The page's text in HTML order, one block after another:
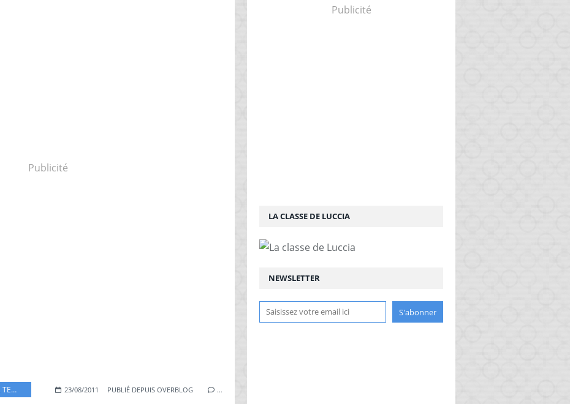
Publicité
TEMPS 23/08/2011 PUBLIÉ DEPUIS OVERBLOG …
Publicité
NEWSLETTER
LA CLASSE DE LUCCIA